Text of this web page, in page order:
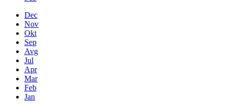
Dec
Nov
Okt
Sep
Avg
Jul
Apr
Mar
Feb
Jan